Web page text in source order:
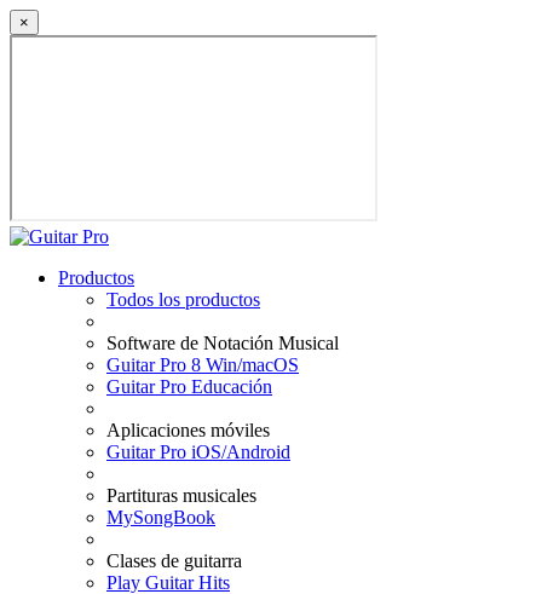
×
Productos
Todos los productos
Software de Notación Musical
Guitar Pro 8 Win/macOS
Guitar Pro Educación
Aplicaciones móviles
Guitar Pro iOS/Android
Partituras musicales
MySongBook
Clases de guitarra
Play Guitar Hits